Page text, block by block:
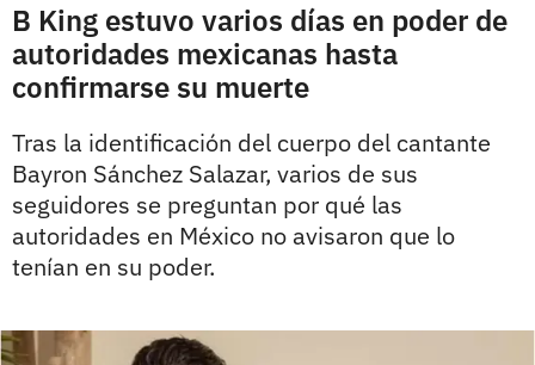
B King estuvo varios días en poder de
autoridades mexicanas hasta
confirmarse su muerte
Tras la identificación del cuerpo del cantante
Bayron Sánchez Salazar, varios de sus
seguidores se preguntan por qué las
autoridades en México no avisaron que lo
tenían en su poder.